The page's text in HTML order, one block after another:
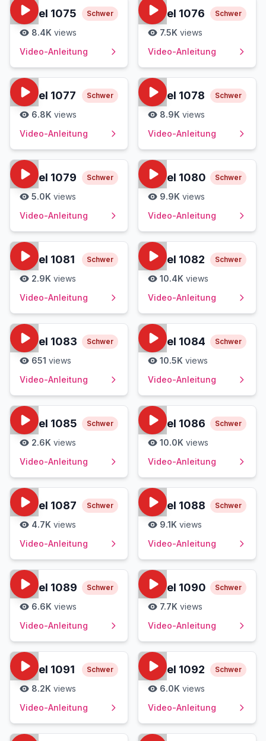
Level 1075 Schwer
8.4K views
Video-Anleitung
Level 1076 Schwer
7.5K views
Video-Anleitung
Level 1077 Schwer
6.8K views
Video-Anleitung
Level 1078 Schwer
8.9K views
Video-Anleitung
Level 1079 Schwer
5.0K views
Video-Anleitung
Level 1080 Schwer
9.9K views
Video-Anleitung
Level 1081 Schwer
2.9K views
Video-Anleitung
Level 1082 Schwer
10.4K views
Video-Anleitung
Level 1083 Schwer
651 views
Video-Anleitung
Level 1084 Schwer
10.5K views
Video-Anleitung
Level 1085 Schwer
2.6K views
Video-Anleitung
Level 1086 Schwer
10.0K views
Video-Anleitung
Level 1087 Schwer
4.7K views
Video-Anleitung
Level 1088 Schwer
9.1K views
Video-Anleitung
Level 1089 Schwer
6.6K views
Video-Anleitung
Level 1090 Schwer
7.7K views
Video-Anleitung
Level 1091 Schwer
8.2K views
Video-Anleitung
Level 1092 Schwer
6.0K views
Video-Anleitung